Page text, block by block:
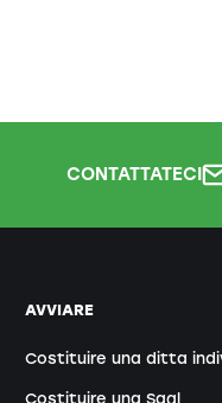
CONTATTATECI
AVVIARE
Costituire una ditta
Costituire una Sagl